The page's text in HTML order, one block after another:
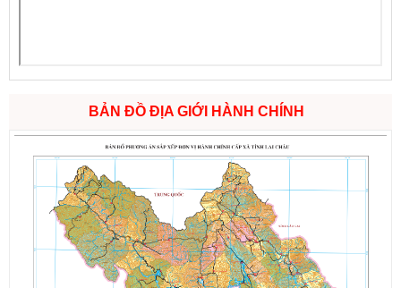
BẢN ĐỒ ĐỊA GIỚI HÀNH CHÍNH